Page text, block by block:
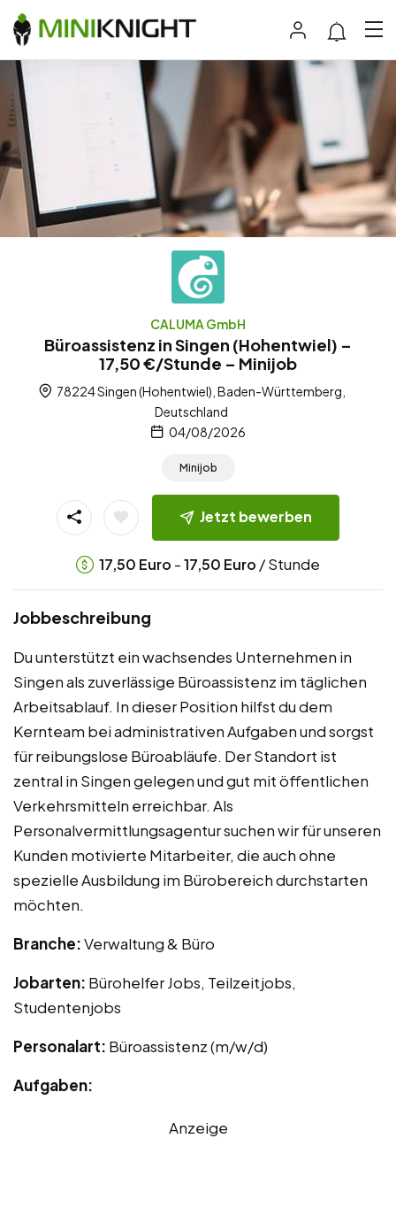
CALUMA GmbH
Büroassistenz in Singen (Hohentwiel) –
17,50 €/Stunde – Minijob
78224 Singen (Hohentwiel), Baden-Württemberg,
Deutschland
04/08/2026
Minijob
Jetzt bewerben
17,50 Euro -17,50 Euro / Stunde
Jobbeschreibung
Du unterstützt ein wachsendes Unternehmen in
Singen als zuverlässige Büroassistenz im täglichen
Arbeitsablauf. In dieser Position hilfst du dem
Kernteam bei administrativen Aufgaben und sorgst
für reibungslose Büroabläufe. Der Standort ist
zentral in Singen gelegen und gut mit öffentlichen
Verkehrsmitteln erreichbar. Als
Personalvermittlungsagentur suchen wir für unseren
Kunden motivierte Mitarbeiter, die auch ohne
spezielle Ausbildung im Bürobereich durchstarten
möchten.
Branche:Verwaltung & Büro
Jobarten: Bürohelfer Jobs, Teilzeitjobs,
Studentenjobs
Personalart: Büroassistenz (m/w/d)
Aufgaben:
Anzeige